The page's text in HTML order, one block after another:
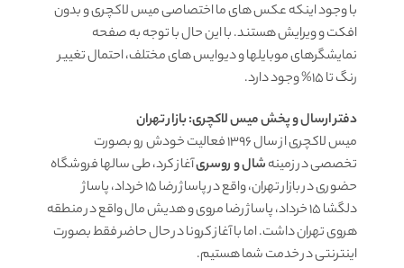
با وجود اینکه عکس های ما اختصاصی میس لاکچری و بدون
افکت و ویرایش هستند. با این حال با توجه به صفحه
نمایشگرهای موبایلها و دیوایس های مختلف، احتمال تغییر
رنگ تا 15% وجود دارد.
دفتر ارسال و پخش میس لاکچری: بازار تهران
میس لاکچری از سال 1396 فعالیت خودش رو بصورت
تخصصی در زمینهشال و روسریآغاز کرد، طی سالها فروشگاه
حضوری در بازار تهران، واقع در پاساژ رضا 15 خرداد، پاساژ
دلگشا 15 خرداد، پاساژ رضا مروی و هدیش مال واقع در منطقه
هروی تهران داشت. اما با آغاز کرونا در حال حاضر فقط بصورت
اینترنتی در خدمت شما هستیم.